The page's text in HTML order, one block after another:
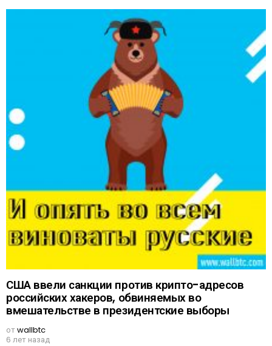
США ввели санкции против крипто-адресов
российских хакеров, обвиняемых во
вмешательстве в президентские выборы
отwallbtc
6 лет назад